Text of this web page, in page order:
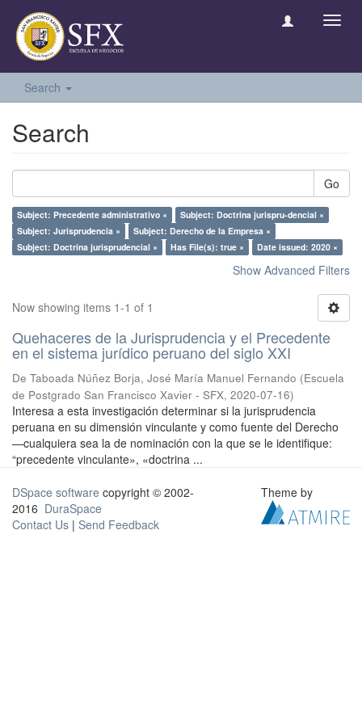
Search
Search
Go
Subject: Precedente administrativo ×
Subject: Doctrina jurispru-dencial ×
Subject: Jurisprudencia ×
Subject: Derecho de la Empresa ×
Subject: Doctrina jurisprudencial ×
Has File(s): true × Date issued: 2020 ×
Show Advanced Filters
Now showing items 1-1 of 1
Quehaceres de la Jurisprudencia y el Precedente
en el sistema jurídico peruano del siglo XXI
De Taboada Núñez Borja, José María Manuel Fernando (Escuela
de Postgrado San Francisco Xavier - SFX, 2020-07-16)
Interesa a esta investigación determinar si la jurisprudencia
peruana en su dimensión vinculante y como fuente del Derecho
—cualquiera sea la de nominación con la que se le identifique:
“precedente vinculante», «doctrina ...
DSpace software copyright © 2002-
2016 DuraSpace
Contact Us | Send Feedback
Theme by